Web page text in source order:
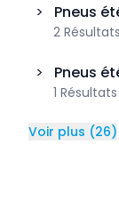
> Pneus
2 Résultats
> Pneus
1 Résultats
Voir plus (26)